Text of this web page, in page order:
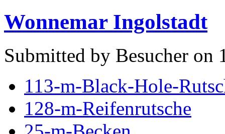
Wonnemar Ingolstadt
Submitted by Besucher on
113-m-Black-Hole-
128-m-Reifenrutsche